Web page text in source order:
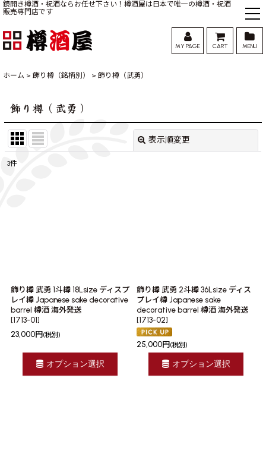
鏡開き樽酒・祝酒ならお任せ下さい！樽酒屋は日本で唯一の樽酒・祝酒
販売専門店です
MY PAGE CART MENU
ホーム > 飾り樽（銘柄別） > 飾り樽（武勇）
飾り樽（武勇）
表示順変更
3件
飾り樽 武勇 1斗樽 18Lsize ディスプ
レイ樽 Japanese sake decorative
barrel 樽酒 海外発送
[1713-01]
23,000円 (税別)
オプション選択
飾り樽 武勇 2斗樽 36Lsize ディス
プレイ樽 Japanese sake
decorative barrel 樽酒 海外発送
[1713-02]
25,000円 (税別)
オプション選択